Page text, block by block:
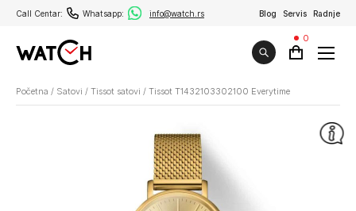
Call Centar: Whatsapp: info@watch.rs Blog Servis Radnje
0
Početna / Satovi / Tissot satovi / Tissot T1432103302100 Everytime